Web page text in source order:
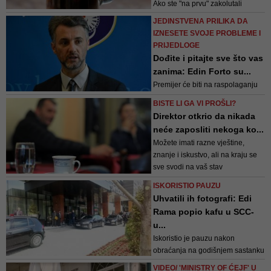
Ako ste "na prvu" zakolutali
traže nešto drugačije od običnog
espressa.
JEDINSTVENA PRILIKA DA
IZNESETE SVOJE PROBLEME I
PRIJEDLOGE
Dođite i pitajte sve što vas
zanima: Edin Forto su...
Premijer će biti na raspolaganju
građanima za pitanja i diskusiju
BISTE LI GA VI PROŠLI?
Direktor otkrio da nikada
neće zaposliti nekoga ko...
Možete imati razne vještine,
znanje i iskustvo, ali na kraju se
sve svodi na vaš stav
ISKORISTIO PAUZU
Uhvatili ih fotografi: Edi
Rama popio kafu u SCC-
u...
Iskoristio je pauzu nakon
obraćanja na godišnjem sastanku
Odbora guvernera EBRD-a
VIDEO/ 'MINISTRY OF ĆEJF' U